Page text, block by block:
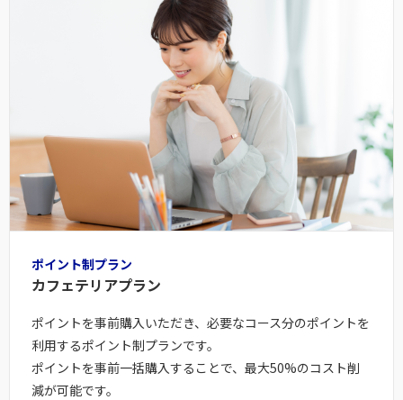
ポイント制プラン
カフェテリアプラン
ポイントを事前購入いただき、必要なコース分のポイントを
利用するポイント制プランです。
ポイントを事前一括購入することで、最大50%のコスト削
減が可能です。